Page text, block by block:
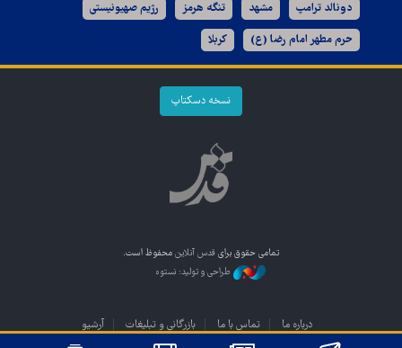
دونالد ترامپ مشهد تنگه هرمز رژیم صهیونیستی
حرم مطهر امام رضا (ع) کربلا
نسخه دسکتاپ
تمامی حقوق برای قدس آنلاین محفوظ است.
طراحی و تولید: نستوه
درباره ما تماس با ما بازرگانی و تبلیغات آرشیو